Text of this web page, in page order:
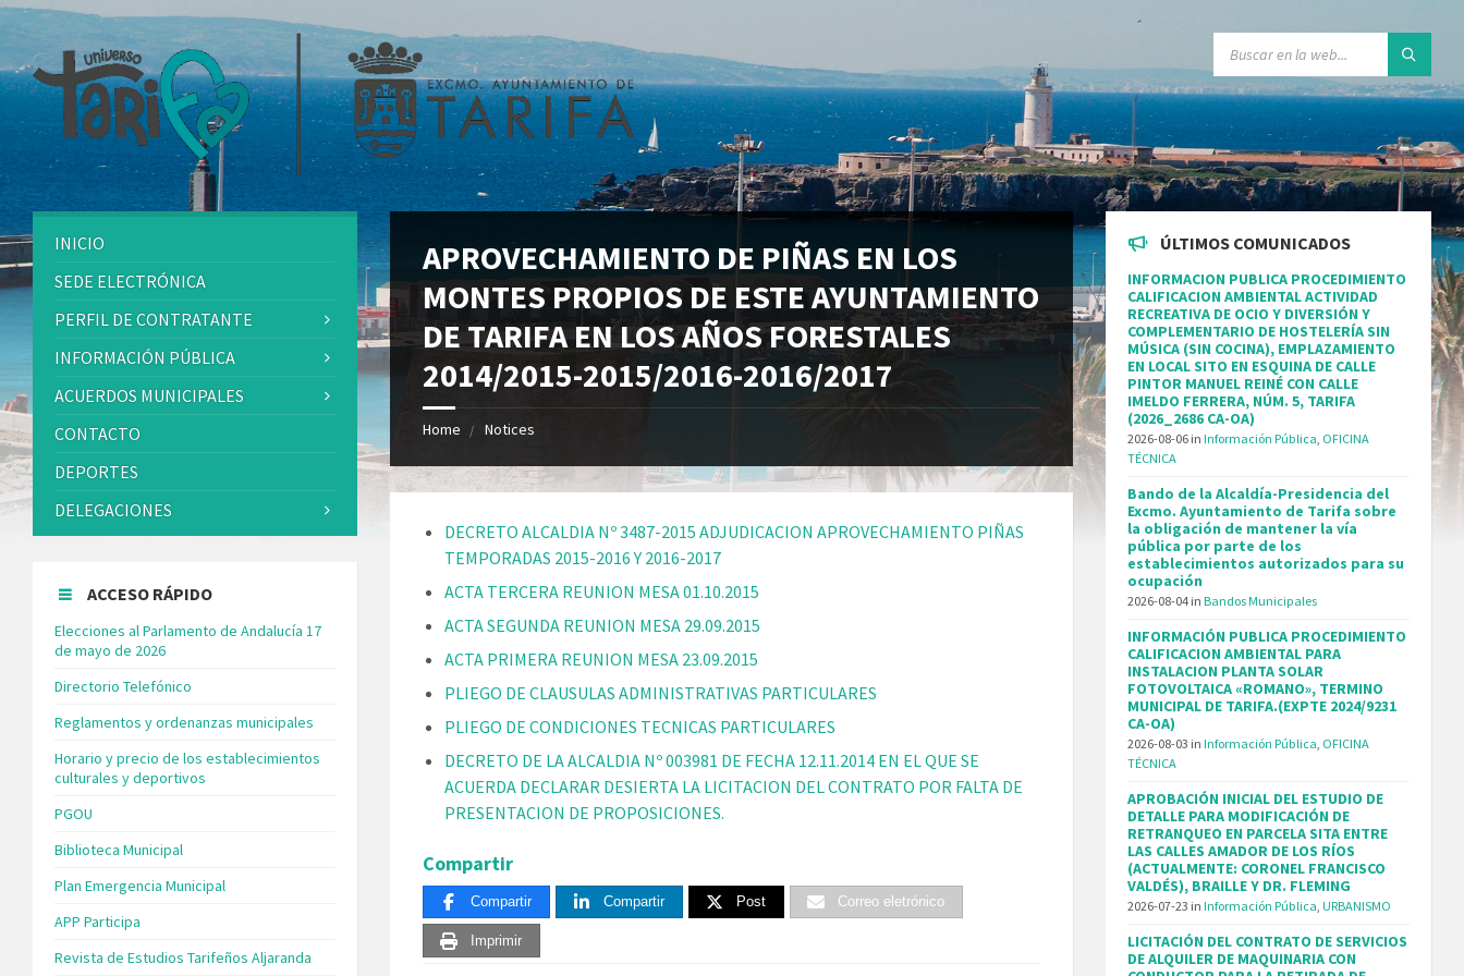
APROVECHAMIENTO DE PIÑAS EN LOS
MONTES PROPIOS DE ESTE AYUNTAMIENTO
DE TARIFA EN LOS AÑOS FORESTALES
2014/2015-2015/2016-2016/2017
Home Notices
DECRETO ALCALDIA Nº 3487-2015 ADJUDICACION APROVECHAMIENTO PIÑAS
TEMPORADAS 2015-2016 Y 2016-2017
ACTA TERCERA REUNION MESA 01.10.2015
ACTA SEGUNDA REUNION MESA 29.09.2015
ACTA PRIMERA REUNION MESA 23.09.2015
PLIEGO DE CLAUSULAS ADMINISTRATIVAS PARTICULARES
PLIEGO DE CONDICIONES TECNICAS PARTICULARES
DECRETO DE LA ALCALDIA Nº 003981 DE FECHA 12.11.2014 EN EL QUE SE
ACUERDA DECLARAR DESIERTA LA LICITACION DEL CONTRATO POR FALTA DE
PRESENTACION DE PROPOSICIONES.
Compartir
Compartir Compartir Post Correo eletrónico
Imprimir
INICIO
SEDE ELECTRÓNICA
PERFIL DE CONTRATANTE
INFORMACIÓN PÚBLICA
ACUERDOS MUNICIPALES
CONTACTO
DEPORTES
DELEGACIONES
ACCESO RÁPIDO
Elecciones al Parlamento de Andalucía 17
de mayo de 2026
Directorio Telefónico
Reglamentos y ordenanzas municipales
Horario y precio de los establecimientos
culturales y deportivos
PGOU
Biblioteca Municipal
Plan Emergencia Municipal
APP Participa
Revista de Estudios Tarifeños Aljaranda
ÚLTIMOS COMUNICADOS
INFORMACION PUBLICA PROCEDIMIENTO
CALIFICACION AMBIENTAL ACTIVIDAD
RECREATIVA DE OCIO Y DIVERSIÓN Y
COMPLEMENTARIO DE HOSTELERÍA SIN
MÚSICA (SIN COCINA), EMPLAZAMIENTO
EN LOCAL SITO EN ESQUINA DE CALLE
PINTOR MANUEL REINÉ CON CALLE
IMELDO FERRERA, NÚM. 5, TARIFA
(2026_2686 CA-OA)
2026-08-06 inInformación Pública OFICINA
TÉCNICA
Bando de la Alcaldía-Presidencia del
Excmo. Ayuntamiento de Tarifa sobre
la obligación de mantener la vía
pública por parte de los
establecimientos autorizados para su
ocupación
2026-08-04 inBandos Municipales
INFORMACIÓN PUBLICA PROCEDIMIENTO
CALIFICACION AMBIENTAL PARA
INSTALACION PLANTA SOLAR
FOTOVOLTAICA «ROMANO», TERMINO
MUNICIPAL DE TARIFA.(EXPTE 2024/9231
CA-OA)
2026-08-03 inInformación Pública OFICINA
TÉCNICA
APROBACIÓN INICIAL DEL ESTUDIO DE
DETALLE PARA MODIFICACIÓN DE
RETRANQUEO EN PARCELA SITA ENTRE
LAS CALLES AMADOR DE LOS RÍOS
(ACTUALMENTE: CORONEL FRANCISCO
VALDÉS), BRAILLE Y DR. FLEMING
2026-07-23 inInformación Pública ,URBANISMO
LICITACIÓN DEL CONTRATO DE SERVICIOS
DE ALQUILER DE MAQUINARIA CON